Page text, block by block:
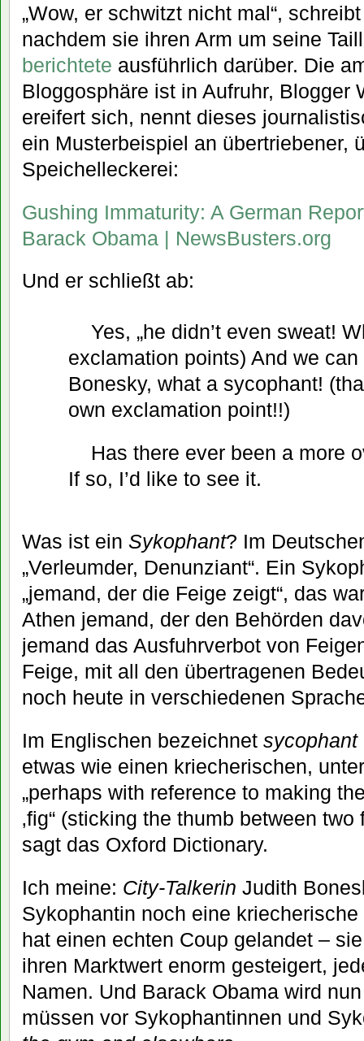
„Wow, er schwitzt nicht mal“,
nachdem sie ihren Arm um seine
berichtete ausführlich darüber. Die
Bloggosphäre ist in Aufruhr, Blogger
ereifert sich, nennt dieses
ein Musterbeispiel an übertriebener,
Speichelleckerei:
Gushing Immaturity: A German
Barack Obama | NewsBusters.org
Und er schließt ab:
Yes, „he didn’t even sweat!
exclamation points) And we
Bonesky, what a sycophant!
own exclamation point!!)
Has there ever been a more
If so, I’d like to see it.
Was ist ein Sykophant? Im
„Verleumder, Denunziant“. Ein
„jemand, der die Feige zeigt“, das
Athen jemand, der den Behörden
jemand das Ausfuhrverbot von
Feige, mit all den übertragenen
noch heute in verschiedenen
Im Englischen bezeichnet sycophant
etwas wie einen kriecherischen,
„perhaps with reference to making
‚fig“ (sticking the thumb between
sagt das Oxford Dictionary.
Ich meine: City-Talkerin Judith
Sykophantin noch eine
hat einen echten Coup gelandet –
ihren Marktwert enorm gesteigert,
Namen. Und Barack Obama wird
müssen vor Sykophantinnen und